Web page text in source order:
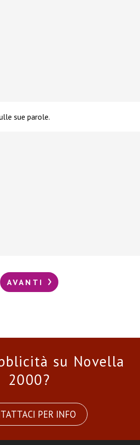
sue parole.
AVANTI
su Novella
2000?
PER INFO